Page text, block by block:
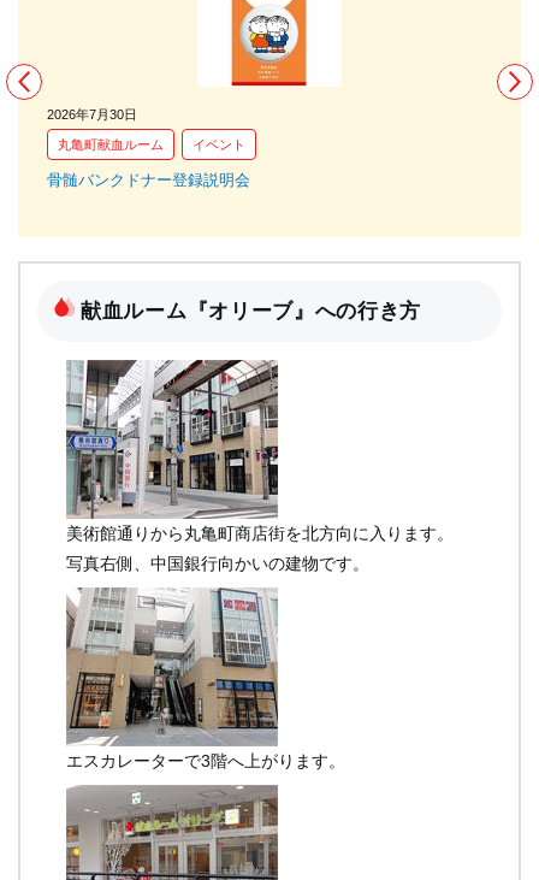
2026年7月30日
丸亀町献血ルーム イベント
骨髄バンクドナー登録説明会
献血ルーム『オリーブ』への行き方
美術館通りから丸亀町商店街を北方向に入ります。
写真右側、中国銀行向かいの建物です。
エスカレーターで3階へ上がります。